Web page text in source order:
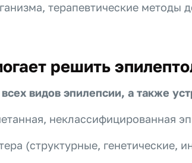
терапевтические методы
решить
видов эпилепсии, а также
неклассифицированная
(структурные, генетические,